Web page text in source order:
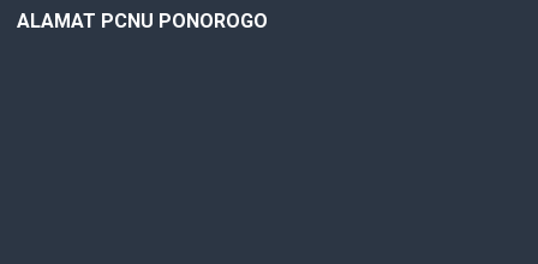
ALAMAT PCNU PONOROGO